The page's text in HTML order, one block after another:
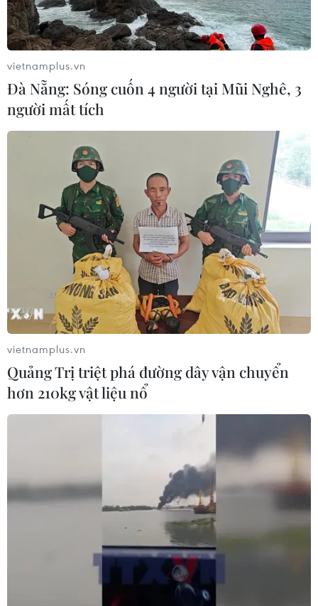
TIN CÙNG CHUYÊN MỤC
Áp thấp nhiệt đới đã suy yếu thành
một vùng áp thấp
Trung Quốc nâng mức ứng phó khẩn
cấp với bão Dolphin
Điện Biên từng bước hình thành thị
vietnamplus.vn
Đà Nẵng: Sóng cuốn 4 người tại Mũi Nghê, 3
người mất tích
vietnamplus.vn
Quảng Trị triệt phá đường dây vận chuyển
hơn 210kg vật liệu nổ